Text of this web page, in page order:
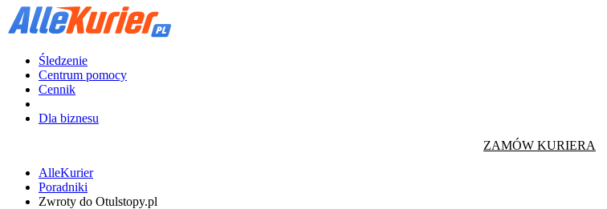
Śledzenie
Centrum pomocy
Cennik
Dla biznesu
ZAMÓW KURIERA
AlleKurier
Poradniki
Zwroty do Otulstopy.pl